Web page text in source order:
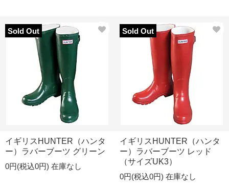
Sold Out
イギリスHUNTER（ハンタ
ー）ラバーブーツ グリーン
0円(税込0円) 在庫なし
Sold Out
イギリスHUNTER（ハンタ
ー）ラバーブーツ レッド
（サイズUK3）
0円(税込0円) 在庫なし